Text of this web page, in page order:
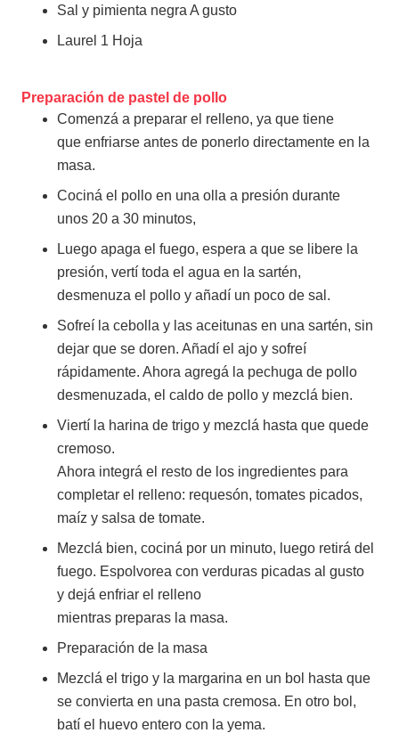
Sal y pimienta negra A gusto
Laurel 1 Hoja
Preparación de pastel de pollo
Comenzá a preparar el relleno, ya que tiene
que enfriarse antes de ponerlo directamente en la
masa.
Cociná el pollo en una olla a presión durante
unos 20 a 30 minutos,
Luego apaga el fuego, espera a que se libere la
presión, vertí toda el agua en la sartén,
desmenuza el pollo y añadí un poco de sal.
Sofreí la cebolla y las aceitunas en una sartén, sin
dejar que se doren. Añadí el ajo y sofreí
rápidamente. Ahora agregá la pechuga de pollo
desmenuzada, el caldo de pollo y mezclá bien.
Viertí la harina de trigo y mezclá hasta que quede
cremoso.
Ahora integrá el resto de los ingredientes para
completar el relleno: requesón, tomates picados,
maíz y salsa de tomate.
Mezclá bien, cociná por un minuto, luego retirá del
fuego. Espolvorea con verduras picadas al gusto
y dejá enfriar el relleno
mientras preparas la masa.
Preparación de la masa
Mezclá el trigo y la margarina en un bol hasta que
se convierta en una pasta cremosa. En otro bol,
batí el huevo entero con la yema.